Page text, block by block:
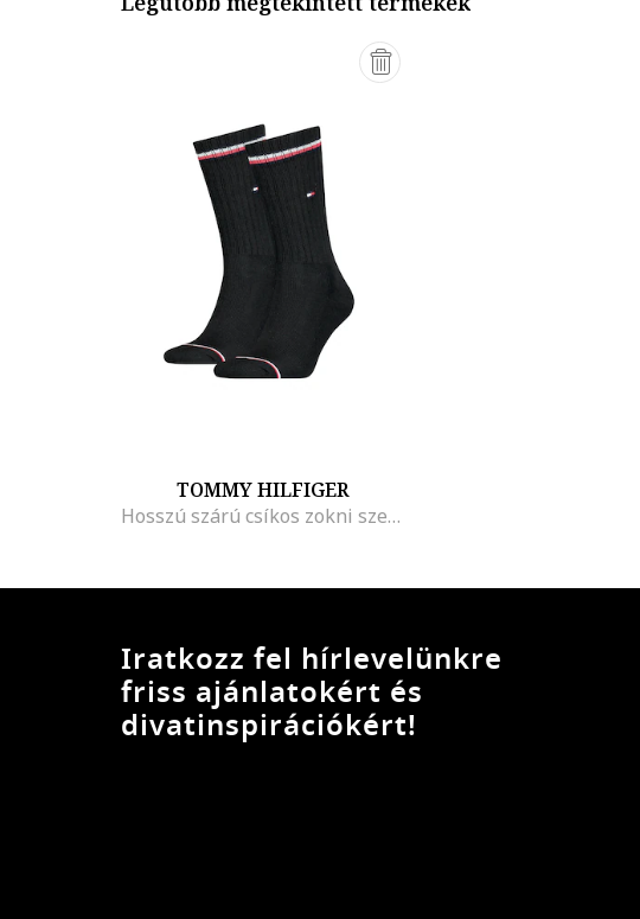
TOMMY HILFIGER
Hosszú szárú csíkos zokni szett - 2 pár
Iratkozz fel hírlevelünkre
friss ajánlatokért és
divatinspirációkért!